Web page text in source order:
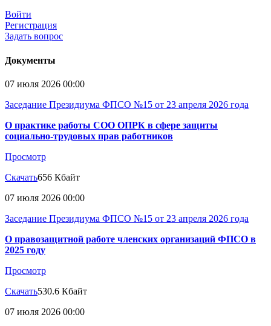
Войти
Регистрация
Задать вопрос
Документы
07 июля 2026 00:00
Заседание Президиума ФПСО №15 от 23 апреля 2026 года
О практике работы СОО ОПРК в сфере защиты
социально-трудовых прав работников
Просмотр
Скачать656 Кбайт
07 июля 2026 00:00
Заседание Президиума ФПСО №15 от 23 апреля 2026 года
О правозащитной работе членских организаций ФПСО в
2025 году
Просмотр
Скачать530.6 Кбайт
07 июля 2026 00:00